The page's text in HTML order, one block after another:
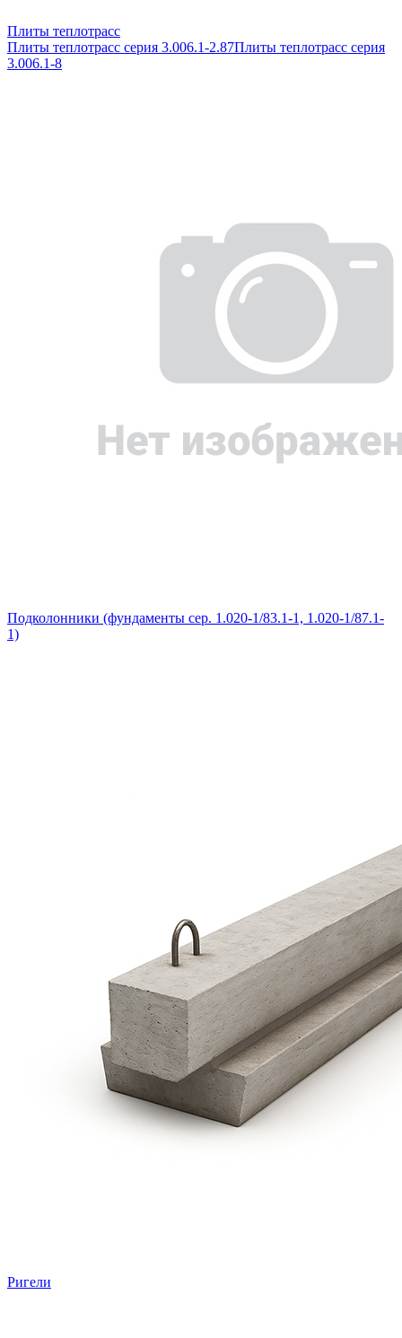
Плиты теплотрасс
Плиты теплотрасс серия 3.006.1-2.87Плиты теплотрасс серия
3.006.1-8
Подколонники (фундаменты сер. 1.020-1/83.1-1, 1.020-1/87.1-
1)
Ригели